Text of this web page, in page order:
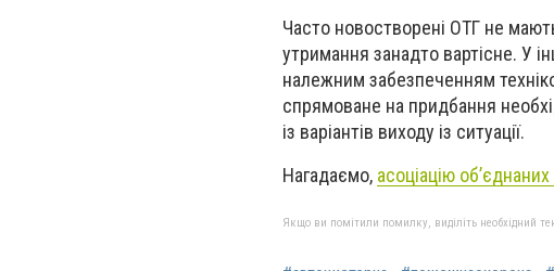
Часто новостворені ОТГ не
утримання занадто вартісне. У
належним забезпеченням
спрямоване на придбання
із варіантів виходу із ситуації.
Нагадаємо, асоціацію
Якщо ви помітили помилку, виділіть необхідний